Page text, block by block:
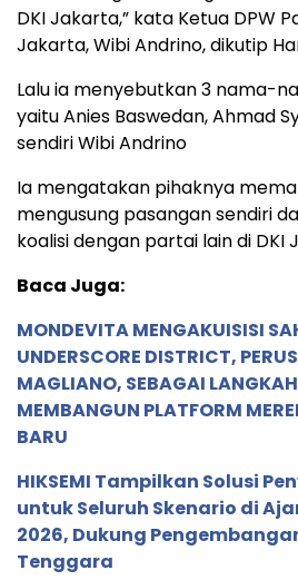
DKI Jakarta,” kata Ketua DPW
Jakarta, Wibi Andrino, dikutip
Lalu ia menyebutkan 3 nama-
yaitu Anies Baswedan, Ahmad
sendiri Wibi Andrino
Ia mengatakan pihaknya
mengusung pasangan sendiri
koalisi dengan partai lain di DKI
Baca Juga:
MONDEVITA MENGAKUISISI
UNDERSCORE DISTRICT,
MAGLIANO, SEBAGAI
MEMBANGUN PLATFORM
BARU
HIKSEMI Tampilkan Solusi
untuk Seluruh Skenario di
2026, Dukung
Tenggara